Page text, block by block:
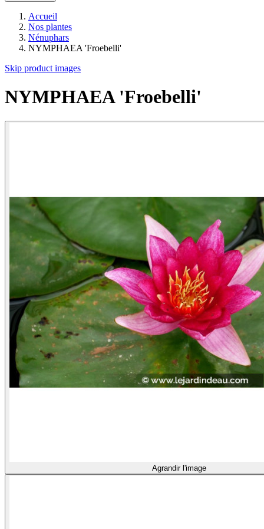
Accueil
Nos plantes
Nénuphars
NYMPHAEA 'Froebelli'
Skip product images
NYMPHAEA 'Froebelli'
Agrandir l'image